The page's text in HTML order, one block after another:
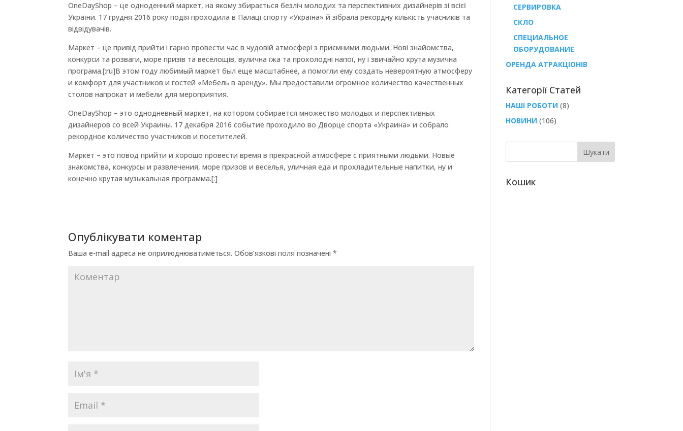
OneDayShop – це одноденний маркет, на якому збирається безліч молодих та перспективних дизайнерів зі всієї
України. 17 грудня 2016 року подія проходила в Палаці спорту «Україна» й зібрала рекордну кількість учасників та
відвідувачів.
Маркет – це привід прийти і гарно провести час в чудовій атмосфері з приємними людьми. Нові знайомства,
конкурси та розваги, море призів та веселощів, вулична їжа та прохолодні напої, ну і звичайно крута музична
програма.[:ru]В этом году любимый маркет был еще масштабнее, а помогли ему создать невероятную атмосферу
и комфорт для участников и гостей «Мебель в аренду». Мы предоставили огромное количество качественных
столов напрокат и мебели для мероприятия.
OneDayShop – это однодневный маркет, на котором собирается множество молодых и перспективных
дизайнеров со всей Украины. 17 декабря 2016 событие проходило во Дворце спорта «Украина» и собрало
рекордное количество участников и посетителей.
Маркет – это повод прийти и хорошо провести время в прекрасной атмосфере с приятными людьми. Новые
знакомства, конкурсы и развлечения, море призов и веселья, уличная еда и прохладительные напитки, ну и
конечно крутая музыкальная программа.[:]
Опублікувати коментар
Ваша e-mail адреса не оприлюднюватиметься. Обов’язкові поля позначені*
СЕРВИРОВКА
СКЛО
СПЕЦИАЛЬНОЕ
ОБОРУДОВАНИЕ
ОРЕНДА АТРАКЦІОНІВ
Категорії Статей
НАШІ РОБОТИ(8)
НОВИНИ(106)
Кошик